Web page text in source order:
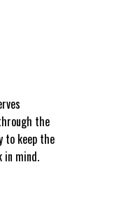
the
to keep the
in mind.